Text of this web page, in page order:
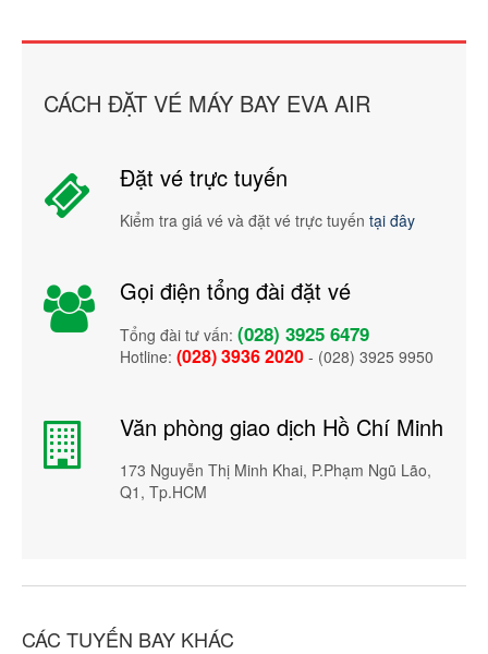
CÁCH ĐẶT VÉ MÁY BAY EVA AIR
Đặt vé trực tuyến
Kiểm tra giá vé và đặt vé trực tuyến tại đây
Gọi điện tổng đài đặt vé
Tổng đài tư vấn: (028) 3925 6479
Hotline: (028) 3936 2020 - (028) 3925 9950
Văn phòng giao dịch Hồ Chí Minh
173 Nguyễn Thị Minh Khai, P.Phạm Ngũ Lão,
Q1, Tp.HCM
CÁC TUYẾN BAY KHÁC